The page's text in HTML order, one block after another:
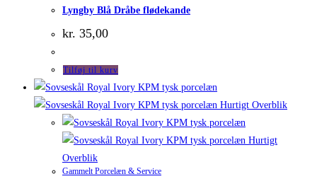
Lyngby Blå Dråbe flødekande
kr. 35,00
Tilføj til kurv
Hurtigt Overblik
Hurtigt
Overblik
Gammelt Porcelæn & Service